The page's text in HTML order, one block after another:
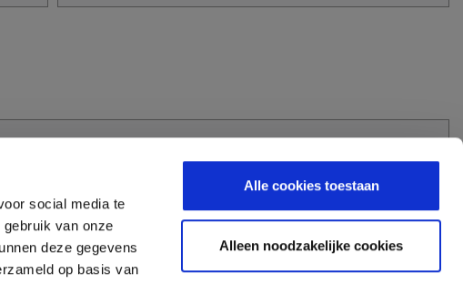
social media te
van onze
deze gegevens
op basis van
Alle cookies toestaan
Alleen noodzakelijke cookies